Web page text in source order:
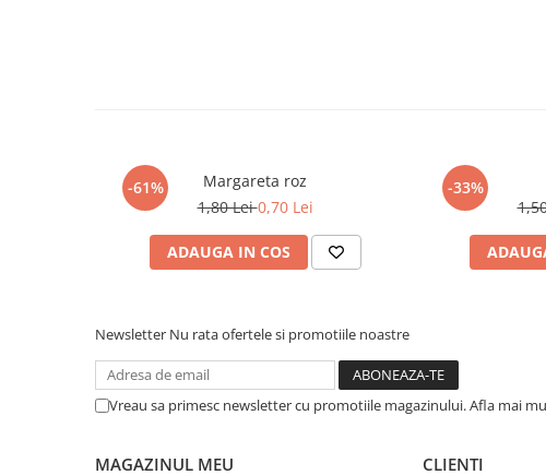
-61%
Margareta roz
1,80 Lei0,70 Lei
ADAUGA IN COS
-33%
Newsletter Nu rata ofertele si promotiile noastre
Vreau sa primesc newsletter cu promotiile magazinului. Afla mai
MAGAZINUL MEU CLIENTI